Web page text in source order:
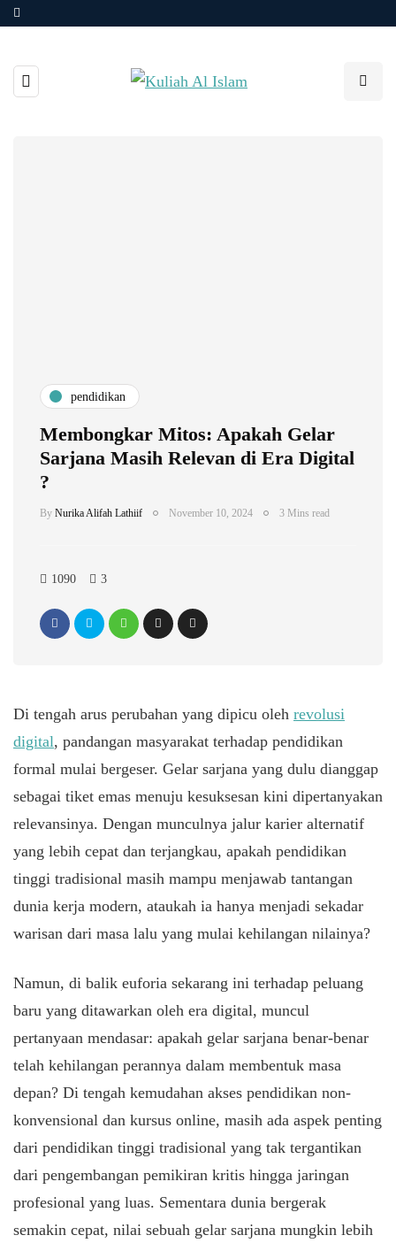
pendidikan
Membongkar Mitos: Apakah Gelar
Sarjana Masih Relevan di Era Digital
?
By Nurika Alifah Lathiif November 10, 2024 3 Mins read
1090 3
Di tengah arus perubahan yang dipicu oleh revolusi
digital, pandangan masyarakat terhadap pendidikan
formal mulai bergeser. Gelar sarjana yang dulu dianggap
sebagai tiket emas menuju kesuksesan kini dipertanyakan
relevansinya. Dengan munculnya jalur karier alternatif
yang lebih cepat dan terjangkau, apakah pendidikan
tinggi tradisional masih mampu menjawab tantangan
dunia kerja modern, ataukah ia hanya menjadi sekadar
warisan dari masa lalu yang mulai kehilangan nilainya?
Namun, di balik euforia sekarang ini terhadap peluang
baru yang ditawarkan oleh era digital, muncul
pertanyaan mendasar: apakah gelar sarjana benar-benar
telah kehilangan perannya dalam membentuk masa
depan? Di tengah kemudahan akses pendidikan non-
konvensional dan kursus online, masih ada aspek penting
dari pendidikan tinggi tradisional yang tak tergantikan
dari pengembangan pemikiran kritis hingga jaringan
profesional yang luas. Sementara dunia bergerak
semakin cepat, nilai sebuah gelar sarjana mungkin lebih